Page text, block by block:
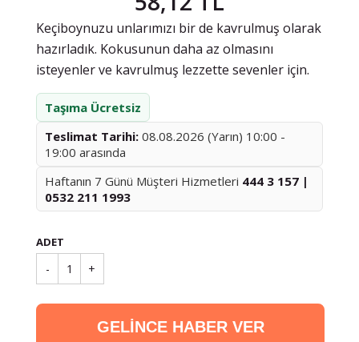
Keçiboynuzu unlarımızı bir de kavrulmuş olarak
hazırladık. Kokusunun daha az olmasını
isteyenler ve kavrulmuş lezzette sevenler için.
Taşıma Ücretsiz
Teslimat Tarihi: 08.08.2026 (Yarın) 10:00 -
19:00 arasında
Haftanın 7 Günü Müşteri Hizmetleri 444 3 157 |
0532 211 1993
ADET
- 1 +
GELİNCE HABER VER